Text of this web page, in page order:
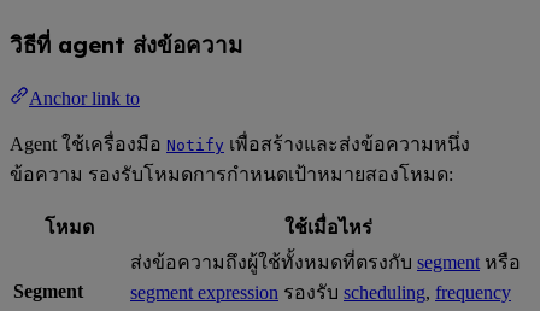
วิธีที่ agent ส่งข้อความ
Anchor link to
Agent ใช้เครื่องมือ Notify เพื่อสร้างและส่งข้อความหนึ่ง
ข้อความ รองรับโหมดการกำหนดเป้าหมายสองโหมด:
โหมด ใช้เมื่อไหร่
Segment
ส่งข้อความถึงผู้ใช้ทั้งหมดที่ตรงกับ segment หรือ
segment expression รองรับ scheduling, frequency